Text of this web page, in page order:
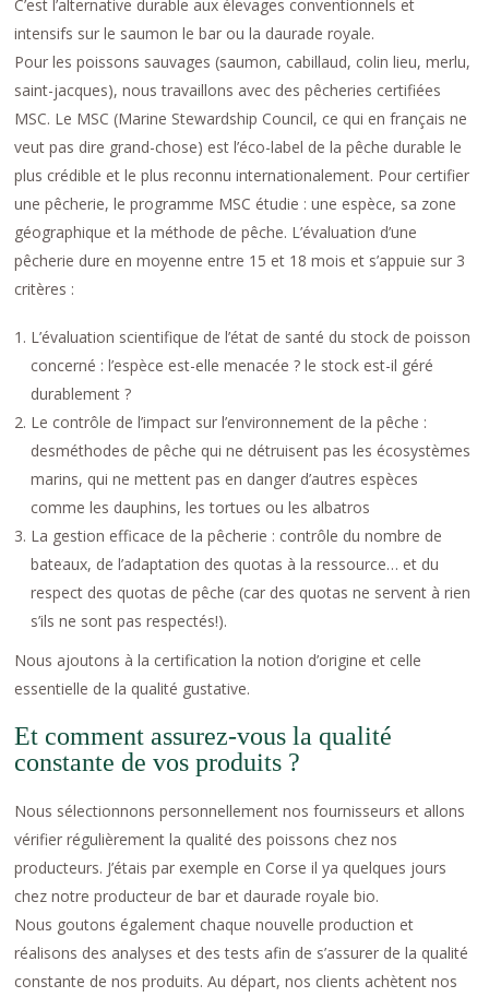
C’est l’alternative durable aux élevages conventionnels et
intensifs sur le saumon le bar ou la daurade royale.
Pour les poissons sauvages (saumon, cabillaud, colin lieu, merlu,
saint-jacques), nous travaillons avec des pêcheries certifiées
MSC. Le MSC (Marine Stewardship Council, ce qui en français ne
veut pas dire grand-chose) est l’éco-label de la pêche durable le
plus crédible et le plus reconnu internationalement. Pour certifier
une pêcherie, le programme MSC étudie : une espèce, sa zone
géographique et la méthode de pêche. L’évaluation d’une
pêcherie dure en moyenne entre 15 et 18 mois et s’appuie sur 3
critères :
L’évaluation scientifique de l’état de santé du stock de poisson
concerné : l’espèce est-elle menacée ? le stock est-il géré
durablement ?
Le contrôle de l’impact sur l’environnement de la pêche :
desméthodes de pêche qui ne détruisent pas les écosystèmes
marins, qui ne mettent pas en danger d’autres espèces
comme les dauphins, les tortues ou les albatros
La gestion efficace de la pêcherie : contrôle du nombre de
bateaux, de l’adaptation des quotas à la ressource… et du
respect des quotas de pêche (car des quotas ne servent à rien
s’ils ne sont pas respectés!).
Nous ajoutons à la certification la notion d’origine et celle
essentielle de la qualité gustative.
Et comment assurez-vous la qualité
constante de vos produits ?
Nous sélectionnons personnellement nos fournisseurs et allons
vérifier régulièrement la qualité des poissons chez nos
producteurs. J’étais par exemple en Corse il ya quelques jours
chez notre producteur de bar et daurade royale bio.
Nous goutons également chaque nouvelle production et
réalisons des analyses et des tests afin de s’assurer de la qualité
constante de nos produits. Au départ, nos clients achètent nos